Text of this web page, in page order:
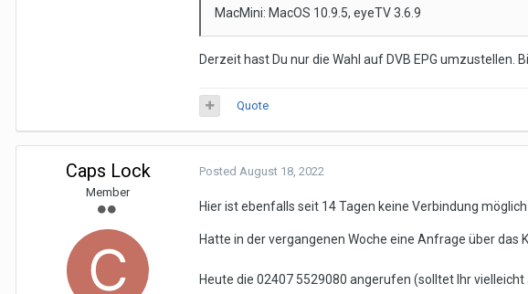
MacMini: MacOS 10.9.5, eyeTV 3.6.9
Derzeit hast Du nur die Wahl auf DVB EPG
Quote
Caps Lock
Member
Posted August 18, 2022
Hier ist ebenfalls seit 14 Tagen keine Verbindung möglich
Hatte in der vergangenen Woche eine Anfrage über
Heute die 02407 5529080 angerufen (solltet Ihr